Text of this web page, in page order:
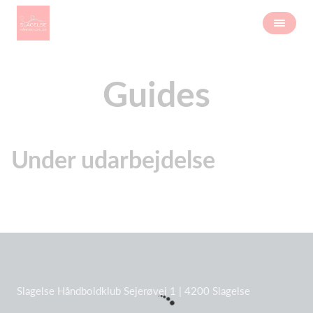
Guides
Under udarbejdelse
Slagelse Håndboldklub Sejerøvej 1 | 4200 Slagelse